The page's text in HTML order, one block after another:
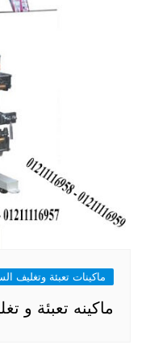
ماكينات تعبئة وتغليف
ماكينه تعبئة و